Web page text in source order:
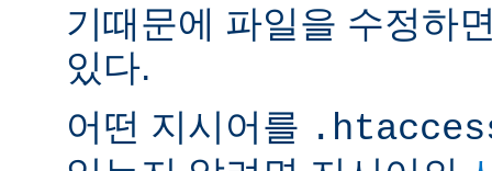
기때문에 파일을 수정하
있다.
어떤 지시어를